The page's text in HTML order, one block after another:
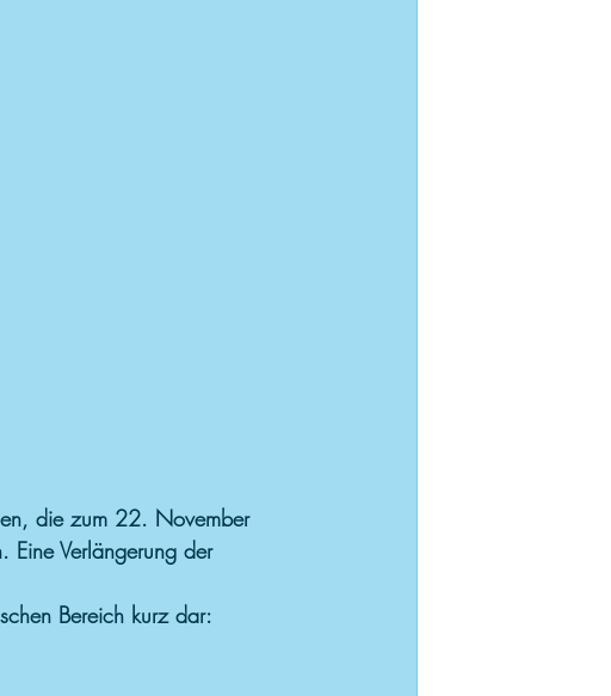
die zum 22. November
Verlängerung der
Bereich kurz dar: